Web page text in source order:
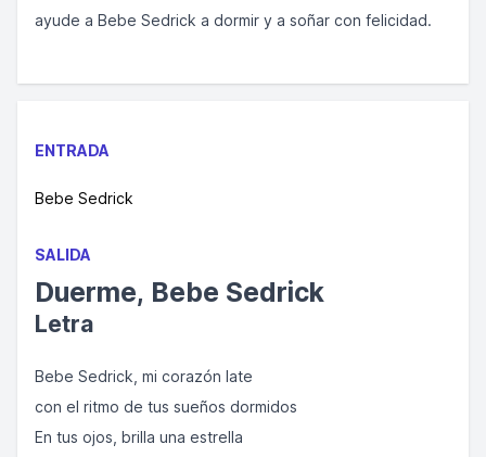
ayude a Bebe Sedrick a dormir y a soñar con felicidad.
ENTRADA
Bebe Sedrick
SALIDA
Duerme, Bebe Sedrick
Letra
Bebe Sedrick, mi corazón late
con el ritmo de tus sueños dormidos
En tus ojos, brilla una estrella